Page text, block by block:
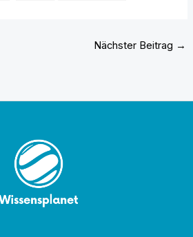
Nächster Beitrag →